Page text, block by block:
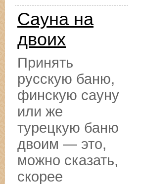
Сауна на
двоих
Принять
русскую баню,
финскую сауну
или же
турецкую баню
двоим — это,
можно сказать,
скорее